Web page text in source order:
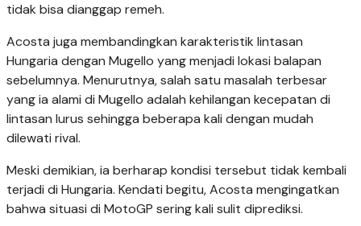
tidak bisa dianggap remeh.
Acosta juga membandingkan karakteristik lintasan
Hungaria dengan Mugello yang menjadi lokasi balapan
sebelumnya. Menurutnya, salah satu masalah terbesar
yang ia alami di Mugello adalah kehilangan kecepatan di
lintasan lurus sehingga beberapa kali dengan mudah
dilewati rival.
Meski demikian, ia berharap kondisi tersebut tidak kembali
terjadi di Hungaria. Kendati begitu, Acosta mengingatkan
bahwa situasi di MotoGP sering kali sulit diprediksi.